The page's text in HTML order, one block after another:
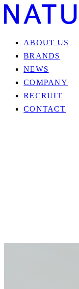
ABOUT US
BRANDS
NEWS
COMPANY
RECRUIT
CONTACT